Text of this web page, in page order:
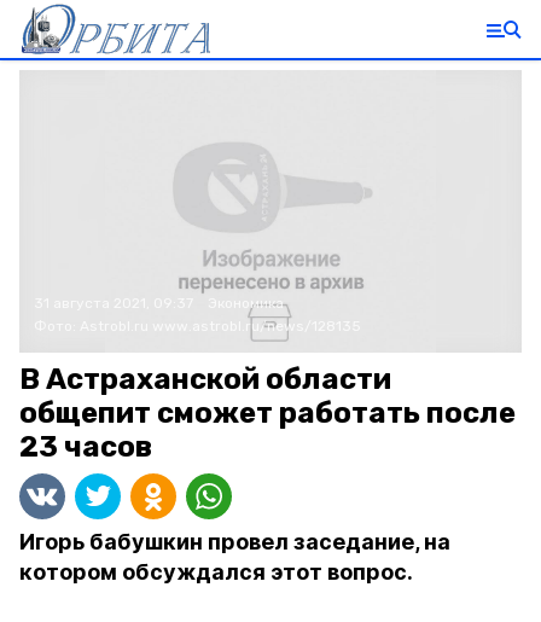
Экономика
www.astrobl.ru/news/128135
В Астраханской области
общепит сможет работать после
23 часов
Игорь бабушкин провел заседание, на
котором обсуждался этот вопрос.